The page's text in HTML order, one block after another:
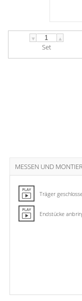
▼ ▲
Set
MESSEN UND
Träger
Endstücke